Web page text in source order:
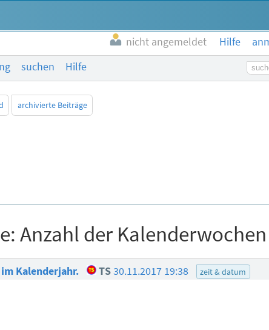
nicht angemeldet Hilfe
suchen Hilfe
archivierte Beiträge
Anzahl der
Kalenderjahr. TS30.11.2017 19:38 zeit & datum